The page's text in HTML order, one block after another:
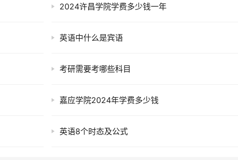
2024许昌学院学费多少钱一年
英语中什么是宾语
考研需要考哪些科目
嘉应学院2024年学费多少钱
英语8个时态及公式